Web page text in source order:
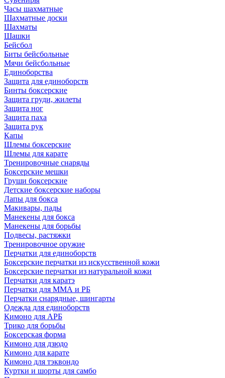
Часы шахматные
Шахматные доски
Шахматы
Шашки
Бейсбол
Биты бейсбольные
Мячи бейсбольные
Единоборства
Защита для единоборств
Бинты боксерские
Защита груди, жилеты
Защита ног
Защита паха
Защита рук
Капы
Шлемы боксерские
Шлемы для карате
Тренировочные снаряды
Боксерские мешки
Груши боксерские
Детские боксерские наборы
Лапы для бокса
Макивары, пады
Манекены для бокса
Манекены для борьбы
Подвесы, растяжки
Тренировочное оружие
Перчатки для единоборств
Боксерские перчатки из искусственной кожи
Боксерские перчатки из натуральной кожи
Перчатки для каратэ
Перчатки для ММА и РБ
Перчатки снарядные, шингарты
Одежда для единоборств
Кимоно для АРБ
Трико для борьбы
Боксерская форма
Кимоно для дзюдо
Кимоно для карате
Кимоно для тэквондо
Куртки и шорты для самбо